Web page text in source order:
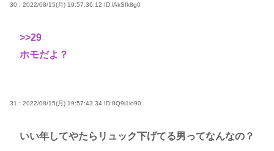
30 : 2022/08/15(月) 19:57:36.12 ID:lAkSfk8g0
>>29
ホモだよ？
31 : 2022/08/15(月) 19:57:43.34 ID:8Q9i1lo90
いい年してやたらリュック下げてる男ってなんなの？